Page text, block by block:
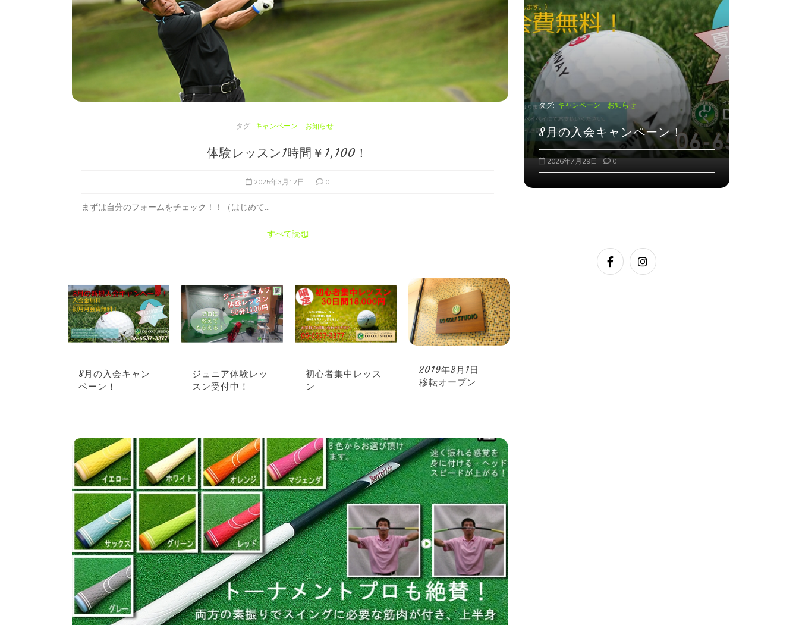
タグ: キャンペーン お知らせ
体験レッスン1時間￥1,100！
2025年3月12日 0
まずは自分のフォームをチェック！！（はじめて...
すべて読む
8月の入会キャン
ペーン！
ジュニア体験レッ
スン受付中！
初心者集中レッス
ン
2019年3月1日
移転オープン
8月の入会キャンペーン！
タグ: 休講日のお知らせ
夏期休暇のお知らせ
2026年8月2日 0